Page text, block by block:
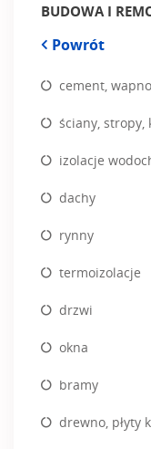
BUDOWA I
Powrót
cement, wapno
ściany, stropy,
izolacje
dachy
rynny
termoizolacje
drzwi
okna
bramy
drewno, płyty